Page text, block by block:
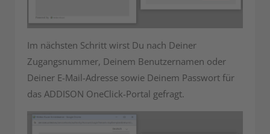
Im nächsten Schritt wirst Du nach Deiner
Zugangsnummer, Deinem Benutzernamen oder
Deiner E-Mail-Adresse sowie Deinem Passwort für
das ADDISON OneClick-Portal gefragt.